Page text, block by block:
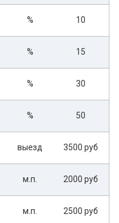
% 10
% 15
% 30
% 50
выезд 3500 руб
м.п. 2000 руб
м.п. 2500 руб